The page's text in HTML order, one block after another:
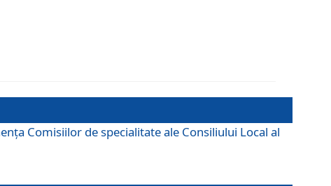
Comisiilor de specialitate ale Consiliului Local al